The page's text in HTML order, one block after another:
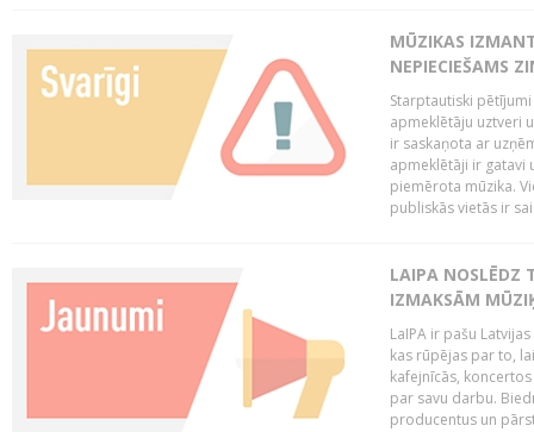
MŪZIKAS
NEPIECIEŠAMS
Starptautiski
apmeklētāju uztveri
ir saskaņota ar
apmeklētāji ir gatavi
piemērota mūzika.
publiskās vietās ir
LAIPA NOSLĒDZ
IZMAKSĀM
LaIPA ir pašu
kas rūpējas par to,
kafejnīcās,
par savu darbu.
producentus un